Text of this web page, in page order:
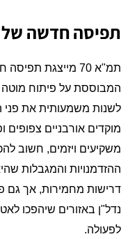
תפיסה חדשה של
תמ"א 70 מייצגת
המבוססת על פיתוח מוטה
לשנות משמעותית את פני
מוקדים אורבניים
משקיעים ויזמים, חשוב
ההזדמנויות והמגבלות
דרישות מחמירות, אך גם
נדל"ן באזורים שיהפכו
לפעולה.